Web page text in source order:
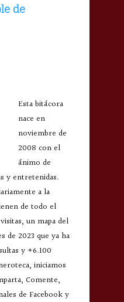
de
Esta bitácora
nace en
noviembre de
2008 con el
ánimo de
y entretenidas.
a la
de todo el
un mapa del
de 2023 que ya ha
y +6.100
iniciamos
Comente,
de Facebook y